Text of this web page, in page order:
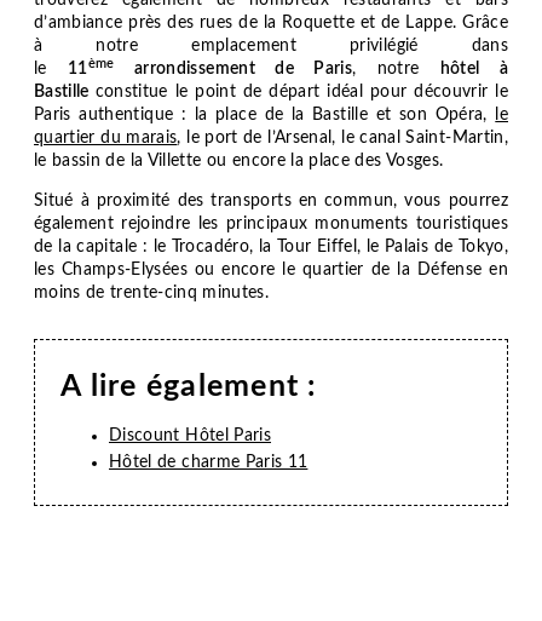
d’ambiance près des rues de la Roquette et de Lappe. Grâce
à notre emplacement privilégié dans
le 11ème arrondissement de Paris, notre
hôtel à
Bastille constitue le point de départ idéal pour découvrir le
Paris authentique : la place de la Bastille et son Opéra,
le
quartier du marais, le port de l’Arsenal, le canal Saint-Martin,
le bassin de la Villette ou encore la place des Vosges.
Situé à proximité des transports en commun, vous pourrez
également rejoindre les principaux monuments touristiques
de la capitale : le Trocadéro, la Tour Eiffel, le Palais de Tokyo,
les Champs-Elysées ou encore le quartier de la Défense en
moins de trente-cinq minutes.
A lire également :
Discount Hôtel Paris
Hôtel de charme Paris 11
SERVICES
VOTRE SÉJOUR D'AFFAIRES
GALERIE PHOTO
PARIS
DÉCOUVRIR LE 11ÈME ARRONDISSEMENT
NOS ACTUALITÉS